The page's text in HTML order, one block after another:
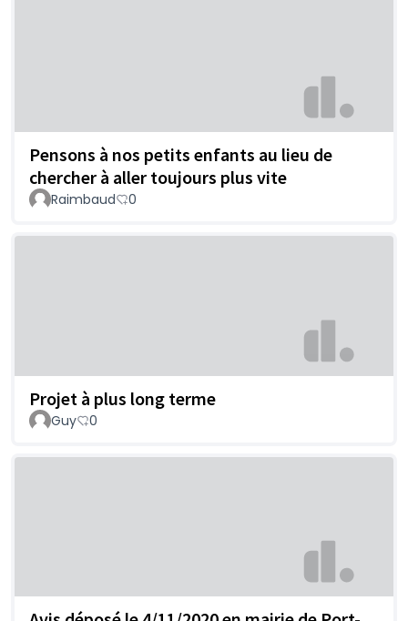
Pensons à nos petits enfants au lieu de
chercher à aller toujours plus vite
Raimbaud 0
Projet à plus long terme
Guy 0